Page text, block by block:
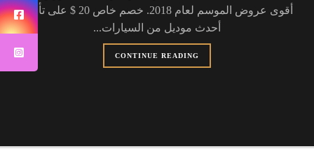
أقوى عروض الموسم لعام 2018. خصم خاص 20 $ على تأجير
أحدث موديل من السيارات...
CONTINUE READING